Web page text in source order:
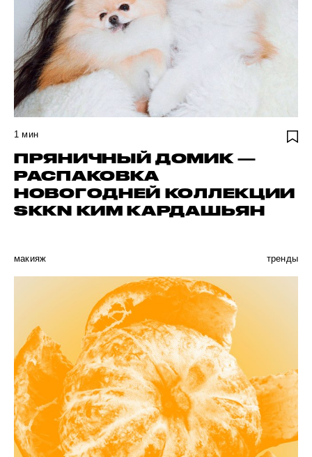
1 мин
ПРЯНИЧНЫЙ ДОМИК —
РАСПАКОВКА
НОВОГОДНЕЙ КОЛЛЕКЦИИ
SKKN КИМ КАРДАШЬЯН
макияж тренды